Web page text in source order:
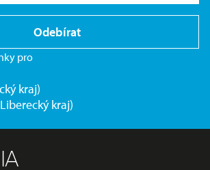
Odebírat
pro
kraj)
kraj)